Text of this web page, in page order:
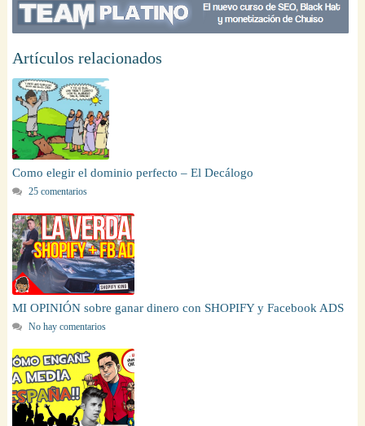
Artículos relacionados
Como elegir el dominio perfecto – El Decálogo
25 comentarios
MI OPINIÓN sobre ganar dinero con SHOPIFY y Facebook ADS
No hay comentarios